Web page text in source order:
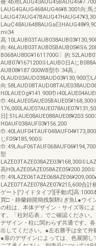
冊:4b用
LAUG4GAUG468AUG46¥8.3001向:馬
LAuC48AU6488AUGa臼
mi34
高
向
B068AU80G¥1611700G〕的
AUB07¥1671200①LAUBO日Aじ
AUB08¥187.000WB型巾:34高」
向
H0LAUEOg¥141.900巾
巾
日
H0AUF038AUF03¥156.200
巾
じF05¥185,900①
巾
型
高H0LAZE05AZE058AZE05¥200.200①
巾
LAZE07TAZE078AZE07¥215,600合
ゲート[ワイドタイプ][手動式]高:1000
買□・静蘭錦開簡残製騨≧ぎ魚L●ウイ
の柱は、本体デザイン・サイズ等に
す。「柱対応表」でご確認ください
デザイン・柱に関わらず共通です。
出してください。●左右勝手は全て外
●扉のデザインによっては、色展開し